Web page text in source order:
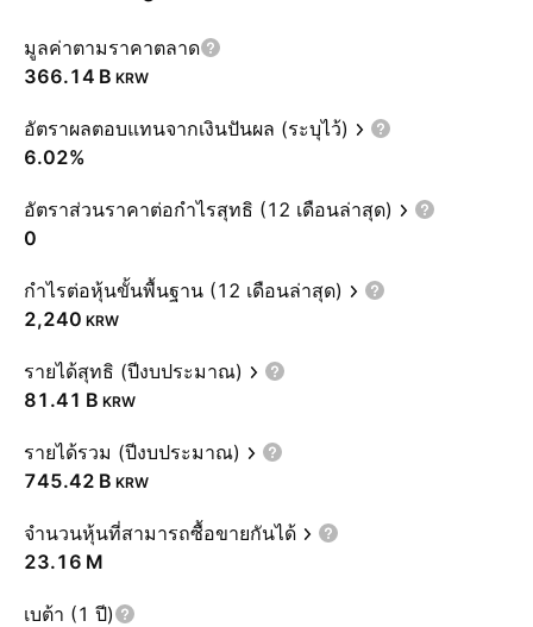
มูลค่าตามราคาตลาด
‪366.14 B‬ KRW
อัตราผลตอบแทนจากเงินปันผล (ระบุไว้)
6.02%
อัตราส่วนราคาต่อกำไรสุทธิ (12 เดือนล่าสุด)
0
กำไรต่อหุ้นขั้นพื้นฐาน (12 เดือนล่าสุด)
2,240 KRW
รายได้สุทธิ (ปีงบประมาณ)
‪81.41 B‬ KRW
รายได้รวม (ปีงบประมาณ)
‪745.42 B‬ KRW
จำนวนหุ้นที่สามารถซื้อขายกันได้
‪23.16 M‬
เบต้า (1 ปี)